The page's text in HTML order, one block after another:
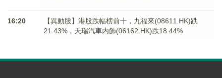
16:20
【異動股】港股跌幅榜前十，九福來(08611.HK)跌
21.43%，天瑞汽車内飾(06162.HK)跌18.44%